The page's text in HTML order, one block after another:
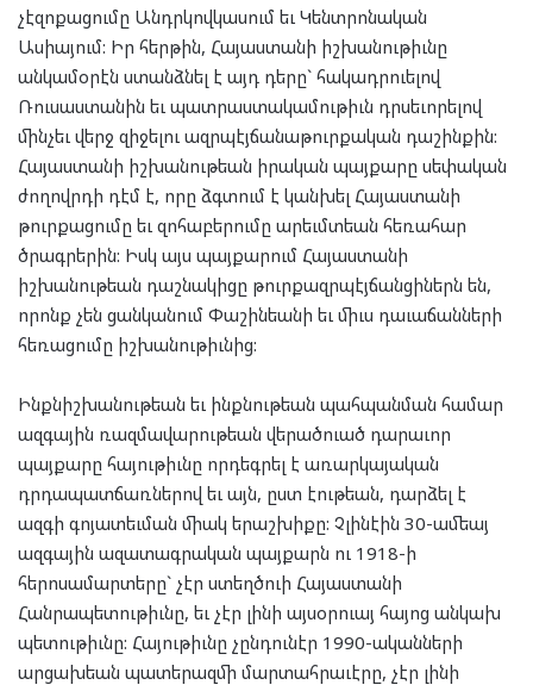
չէզոքացումը Անդրկովկասում եւ Կենտրոնական
Ասիայում: Իր հերթին, Հայաստանի իշխանութիւնը
անկամօրէն ստանձնել է այդ դերը` հակադրուելով
Ռուսաստանին եւ պատրաստակամութիւն դրսեւորելով
մինչեւ վերջ զիջելու ազրպէյճանաթուրքական դաշինքին:
Հայաստանի իշխանութեան իրական պայքարը սեփական
ժողովրդի դէմ է, որը ձգտում է կանխել Հայաստանի
թուրքացումը եւ զոհաբերումը արեւմտեան հեռահար
ծրագրերին: Իսկ այս պայքարում Հայաստանի
իշխանութեան դաշնակիցը թուրքազրպէյճանցիներն են,
որոնք չեն ցանկանում Փաշինեանի եւ միւս դաւաճանների
հեռացումը իշխանութիւնից:
Ինքնիշխանութեան եւ ինքնութեան պահպանման համար
ազգային ռազմավարութեան վերածուած դարաւոր
պայքարը հայութիւնը որդեգրել է առարկայական
դրդապատճառներով եւ այն, ըստ էութեան, դարձել է
ազգի գոյատեւման միակ երաշխիքը: Չլինէին 30-ամեայ
ազգային ազատագրական պայքարն ու 1918-ի
հերոսամարտերը` չէր ստեղծուի Հայաստանի
Հանրապետութիւնը, եւ չէր լինի այսօրուայ հայոց անկախ
պետութիւնը: Հայութիւնը չընդունէր 1990-ականների
արցախեան պատերազմի մարտահրաւէրը, չէր լինի